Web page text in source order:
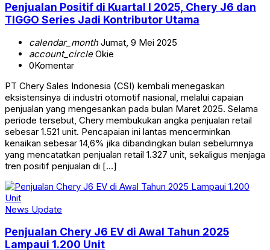
Penjualan Positif di Kuartal I 2025, Chery J6 dan
TIGGO Series Jadi Kontributor Utama
calendar_monthJumat, 9 Mei 2025
account_circleOkie
0Komentar
PT Chery Sales Indonesia (CSI) kembali menegaskan
eksistensinya di industri otomotif nasional, melalui capaian
penjualan yang mengesankan pada bulan Maret 2025. Selama
periode tersebut, Chery membukukan angka penjualan retail
sebesar 1.521 unit. Pencapaian ini lantas mencerminkan
kenaikan sebesar 14,6% jika dibandingkan bulan sebelumnya
yang mencatatkan penjualan retail 1.327 unit, sekaligus menjaga
tren positif penjualan di […]
News Update
Penjualan Chery J6 EV di Awal Tahun 2025
Lampaui 1.200 Unit